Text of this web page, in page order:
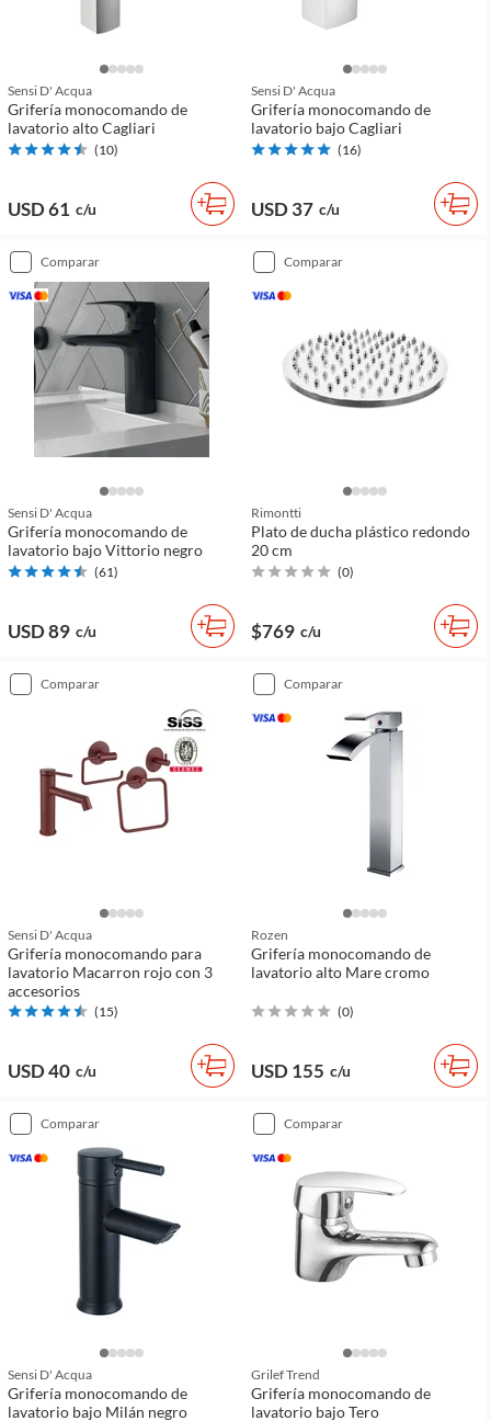
Sensi D' Acqua
Grifería monocomando de
lavatorio alto Cagliari
(10)
USD 61 c/u
Sensi D' Acqua
Grifería monocomando de
lavatorio bajo Cagliari
(16)
USD 37 c/u
comparar
Sensi D' Acqua
Grifería monocomando de
lavatorio bajo Vittorio negro
(61)
USD 89 c/u
comparar
Rimontti
Plato de ducha plástico redondo
20 cm
(0)
$769 c/u
comparar
Sensi D' Acqua
Grifería monocomando para
lavatorio Macarron rojo con 3
accesorios
(15)
USD 40 c/u
comparar
Rozen
Grifería monocomando de
lavatorio alto Mare cromo
(0)
USD 155 c/u
comparar
Sensi D' Acqua
Grifería monocomando de
lavatorio bajo Milán negro
comparar
Grilef Trend
Grifería monocomando de
lavatorio bajo Tero